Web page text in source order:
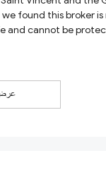
found this
and cannot be